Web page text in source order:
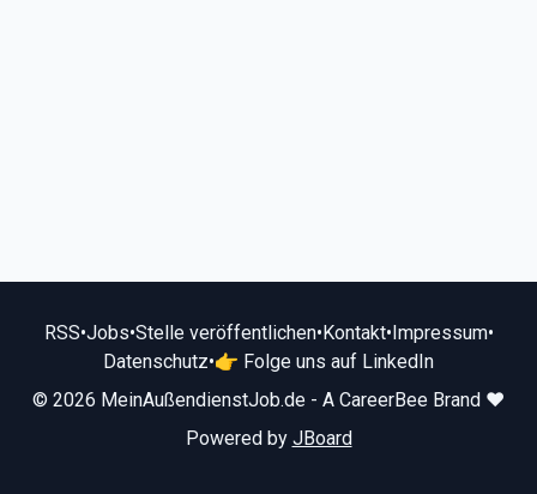
RSS•Jobs•Stelle veröffentlichen•Kontakt•Impressum•
Datenschutz•👉 Folge uns auf LinkedIn
© 2026 MeinAußendienstJob.de - A CareerBee Brand ❤️
Powered by JBoard